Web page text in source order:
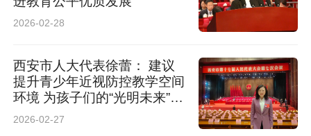
2026-02-28
西安市人大代表徐蕾： 建议
提升青少年近视防控教学空间
环境 为孩子们的“光明未来”保
驾护航
2026-02-27